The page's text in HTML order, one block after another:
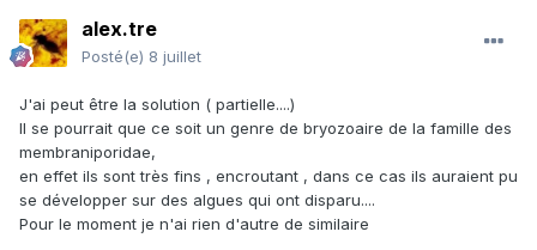
alex.tre
Posté(e) 8 juillet
J'ai peut être la solution ( partielle....)
Il se pourrait que ce soit un genre de bryozoaire de la famille des
membraniporidae,
en effet ils sont très fins , encroutant , dans ce cas ils auraient pu
se développer sur des algues qui ont disparu....
Pour le moment je n'ai rien d'autre de similaire